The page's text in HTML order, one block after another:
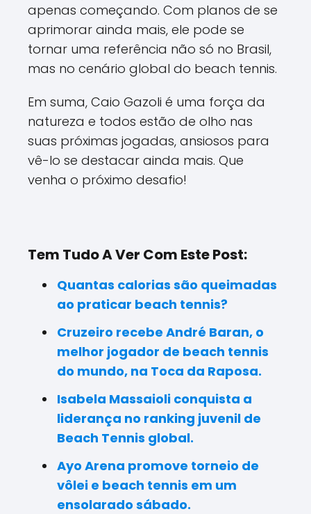
apenas começando. Com planos de se
aprimorar ainda mais, ele pode se
tornar uma referência não só no Brasil,
mas no cenário global do beach tennis.
Em suma, Caio Gazoli é uma força da
natureza e todos estão de olho nas
suas próximas jogadas, ansiosos para
vê-lo se destacar ainda mais. Que
venha o próximo desafio!
Tem Tudo A Ver Com Este Post:
Quantas calorias são queimadas
ao praticar beach tennis?
Cruzeiro recebe André Baran, o
melhor jogador de beach tennis
do mundo, na Toca da Raposa.
Isabela Massaioli conquista a
liderança no ranking juvenil de
Beach Tennis global.
Ayo Arena promove torneio de
vôlei e beach tennis em um
ensolarado sábado.